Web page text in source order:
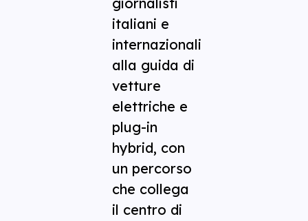
italiani e
internazionali
alla guida di
vetture
elettriche e
plug-in
hybrid, con
un percorso
che collega
il centro di